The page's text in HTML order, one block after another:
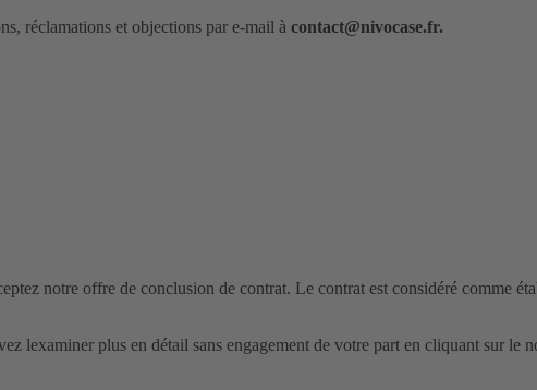
réclamations et objections par e-mail à contact@nivocase.fr.
notre offre de conclusion de contrat. Le contrat est considéré comme
lexaminer plus en détail sans engagement de votre part en cliquant sur